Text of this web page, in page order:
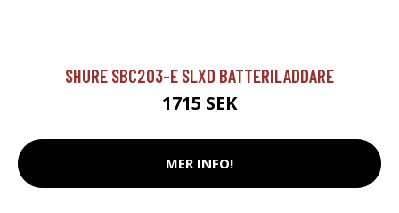
SHURE SBC203-E SLXD BATTERILADDARE
1715 SEK
MER INFO!